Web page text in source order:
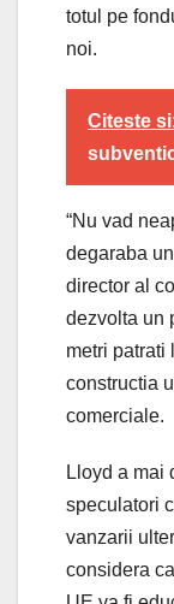
totul pe
noi.
Citeste
“Nu vad
degaraba
director al
dezvolta un
metri patrati
constructia
comerciale.
Lloyd a mai
speculatori
vanzarii
considera